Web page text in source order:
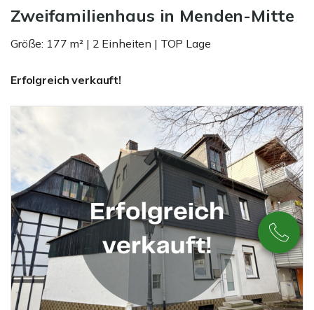
Zweifamilienhaus in Menden-Mitte
Größe: 177 m² | 2 Einheiten | TOP Lage
Erfolgreich verkauft!